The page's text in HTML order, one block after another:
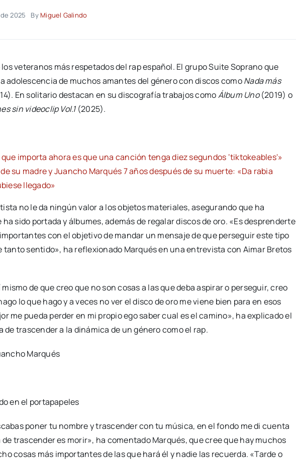
2025 By Miguel Galindo
veteranos más respetados del rap español. El grupo Suite Soprano que
adolescencia de muchos amantes del género con discos comoNada más
En solitario destacan en su discografía trabajos comoÁlbum Uno(2019) o
sin videoclip Vol.1 (2025).
importa ahora es que una canción tenga diez segundos ‘tiktokeables'»
su madre y Juancho Marqués 7 años después de su muerte: «Da rabia
llegado»
no le da ningún valor a los objetos materiales, asegurando que ha
sido portada y álbumes, además de regalar discos de oro. «Es desprenderte
con el objetivo de mandar un mensaje de que perseguir este tipo
tanto sentido», ha reflexionado Marqués en una entrevista con Aimar Bretos
de que creo que no son cosas a las que deba aspirar o perseguir, creo
lo que hago y a veces no ver el disco de oro me viene bien para en esos
me pueda perder en mi propio ego saber cual es el camino», ha explicado el
trascender a la dinámica de un género como el rap.
Marqués
en el portapapeles
poner tu nombre y trascender con tu música, en el fondo me di cuenta
trascender es morir», ha comentado Marqués, que cree que hay muchos
cosas más importantes de las que hará él y nadie las recuerda. «Tarde o